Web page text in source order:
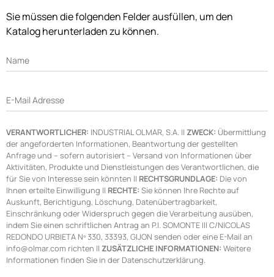
Sie müssen die folgenden Felder ausfüllen, um den
Katalog herunterladen zu können.
Name
E-Mail Adresse
VERANTWORTLICHER: INDUSTRIAL OLMAR, S.A. || ZWECK: Übermittlung
der angeforderten Informationen, Beantwortung der gestellten
Anfrage und – sofern autorisiert – Versand von Informationen über
Aktivitäten, Produkte und Dienstleistungen des Verantwortlichen, die
für Sie von Interesse sein könnten || RECHTSGRUNDLAGE: Die von
Ihnen erteilte Einwilligung || RECHTE: Sie können Ihre Rechte auf
Auskunft, Berichtigung, Löschung, Datenübertragbarkeit,
Einschränkung oder Widerspruch gegen die Verarbeitung ausüben,
indem Sie einen schriftlichen Antrag an P.I. SOMONTE III C/NICOLAS
REDONDO URBIETA Nº 330, 33393, GIJON senden oder eine E-Mail an
info@olmar.com richten || ZUSÄTZLICHE INFORMATIONEN: Weitere
Informationen finden Sie in der Datenschutzerklärung.